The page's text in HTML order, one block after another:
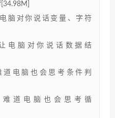
脑对你说话变量、字符
电脑对你说话数据结
电脑也会思考条件判
道电脑也会思考循